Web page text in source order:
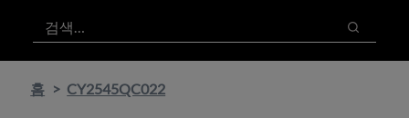
검색
검색
홈 CY2545QC022